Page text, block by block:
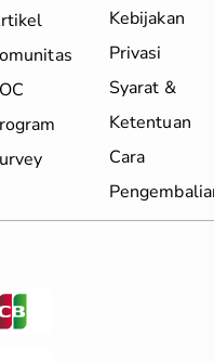
Kebijakan
Privasi
Syarat &
Ketentuan
Cara